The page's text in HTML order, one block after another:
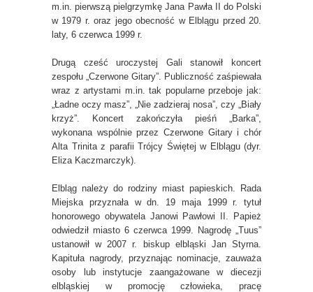
m.in. pierwszą pielgrzymkę Jana Pawła II do Polski
w 1979 r. oraz jego obecność w Elblągu przed 20.
laty, 6 czerwca 1999 r.
Drugą cześć uroczystej Gali stanowił koncert
zespołu „Czerwone Gitary”. Publiczność zaśpiewała
wraz z artystami m.in. tak popularne przeboje jak:
„Ładne oczy masz”, „Nie zadzieraj nosa”, czy „Biały
krzyż”. Koncert zakończyła pieśń „Barka”,
wykonana wspólnie przez Czerwone Gitary i chór
Alta Trinita z parafii Trójcy Świętej w Elblągu (dyr.
Eliza Kaczmarczyk).
Elbląg należy do rodziny miast papieskich. Rada
Miejska przyznała w dn. 19 maja 1999 r. tytuł
honorowego obywatela Janowi Pawłowi II. Papież
odwiedził miasto 6 czerwca 1999. Nagrodę „Tuus”
ustanowił w 2007 r. biskup elbląski Jan Styrna.
Kapituła nagrody, przyznając nominacje, zauważa
osoby lub instytucje zaangażowane w diecezji
elbląskiej w promocję człowieka, pracę